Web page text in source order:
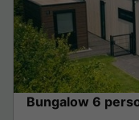
Bungalow 6